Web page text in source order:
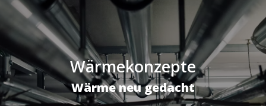
Wärmekonzepte
Wärme neu gedacht